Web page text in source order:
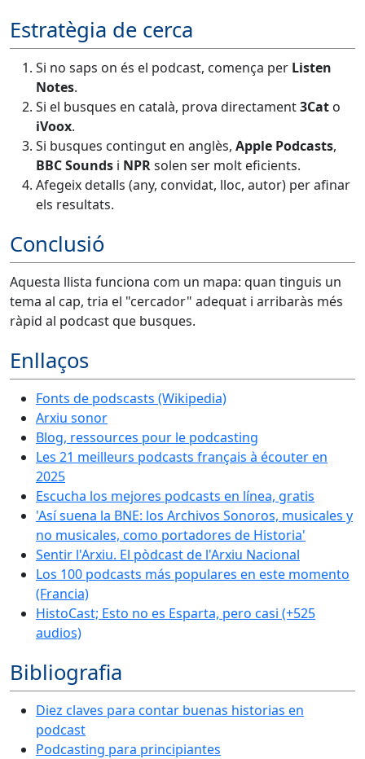
Estratègia de cerca
Si no saps on és el podcast, comença per Listen
Notes.
Si el busques en català, prova directament3Cat o
iVoox.
Si busques contingut en anglès, Apple Podcasts,
BBC Sounds i NPRsolen ser molt eficients.
Afegeix detalls (any, convidat, lloc, autor) per afinar
els resultats.
Conclusió
Aquesta llista funciona com un mapa: quan tinguis un
tema al cap, tria el "cercador" adequat i arribaràs més
ràpid al podcast que busques.
Enllaços
Fonts de podscasts (Wikipedia)
Arxiu sonor
Blog, ressources pour le podcasting
Les 21 meilleurs podcasts français à écouter en
2025
Escucha los mejores podcasts en línea, gratis
'Así suena la BNE: los Archivos Sonoros, musicales y
no musicales, como portadores de Historia'
Sentir l'Arxiu. El pòdcast de l'Arxiu Nacional
Los 100 podcasts más populares en este momento
(Francia)
HistoCast; Esto no es Esparta, pero casi (+525
audios)
Bibliografia
Diez claves para contar buenas historias en
podcast
Podcasting para principiantes